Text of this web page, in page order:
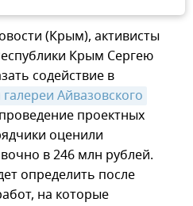
(Крым), активисты
Крым Сергею
содействие в
Айвазовского
проектных
оценили
в 246 млн рублей.
определить после
на которые